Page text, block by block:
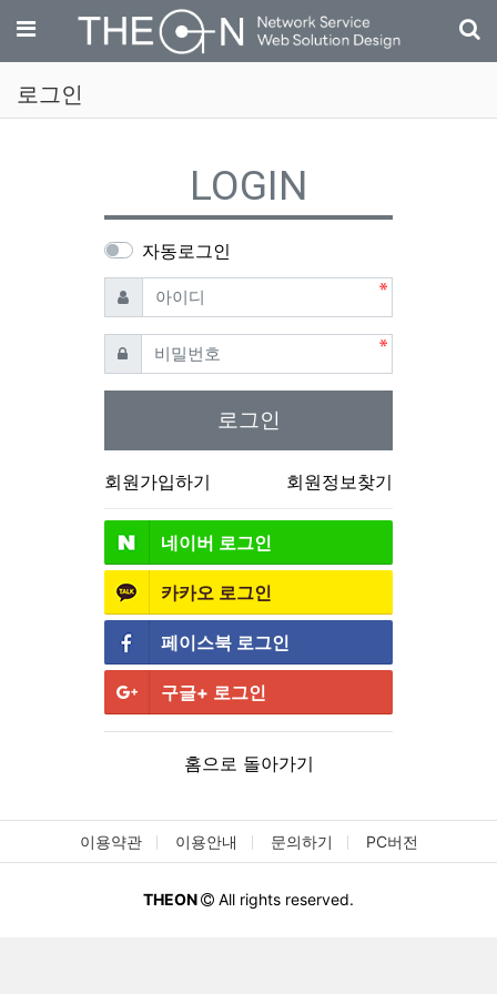
메뉴
로그인
LOGIN
자동로그인
아이디 필수
비밀번호필수
로그인
회원가입하기 회원정보찾기
네이버 로그인
카카오 로그인
페이스북 로그인
구글+ 로그인
홈으로 돌아가기
이용약관 이용안내 문의하기 PC버전
THEON All rights reserved.